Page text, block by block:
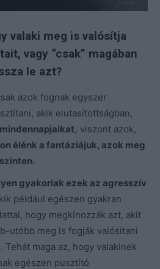
valaki meg is valósítja
vagy “csak” magában
le azt?
azok fognak egyszer
akik elutasítottságban,
viszont azok,
élénk a fantáziájuk, azok meg
gyakoriak ezek az agresszív
például egészen gyakran
hogy megkínozzák azt, akit
utóbb meg is fogják valósítani
Tehát maga az, hogy valakinek
egészen pusztító